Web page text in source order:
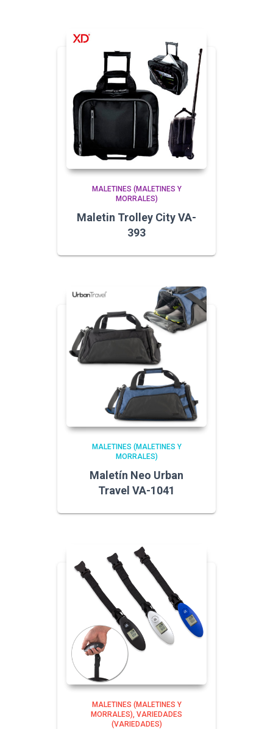
MALETINES (MALETINES Y
MORRALES)
Maletin Trolley City VA-
393
MALETINES (MALETINES Y
MORRALES)
Maletín Neo Urban
Travel VA-1041
MALETINES (MALETINES Y
MORRALES) VARIEDADES
(VARIEDADES)